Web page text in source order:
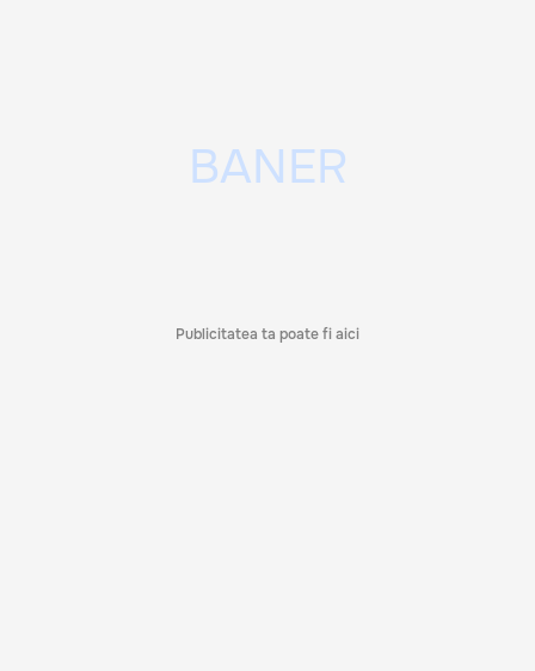
Publicitatea ta poate fi aici